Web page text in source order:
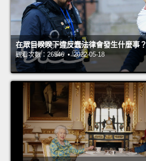
在眾目睽睽下違反蠢法律會發生什麼事？
觀看次數：26546 • 2022-05-18